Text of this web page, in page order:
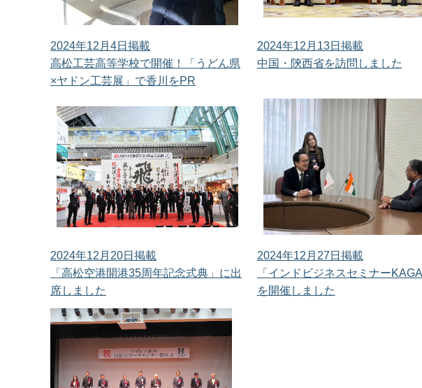
2024年12月4日掲載
高松工芸高等学校で開催！「うどん県
×ヤドン工芸展」で香川をPR
2024年12月13日掲載
中国・陝西省を訪問しました
2024年12月20日掲載
「高松空港開港35周年記念式典」に出
席しました
2024年12月27日掲載
「インドビジネスセミナー
を開催しました